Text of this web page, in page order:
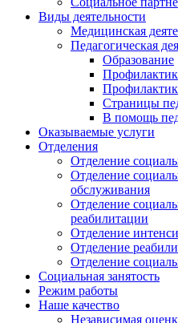
Виды деятельности
Медицинская
Педагогическая
Образование
Страницы
В помощь
Оказываемые услуги
Отделения
Отделение
Отделение
обслуживания
Отделение
реабилитации
Отделение
Отделение
Отделение
Социальная занятость
Режим работы
Наше качество
Независимая